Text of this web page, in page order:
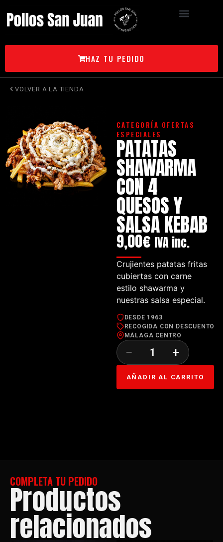
HAZ TU PEDIDO
VOLVER A LA TIENDA
CATEGORÍA OFERTAS
ESPECIALES
PATATAS
SHAWARMA
CON 4
QUESOS Y
SALSA KEBAB
9,00€ IVA inc.
Crujientes patatas fritas
cubiertas con carne
estilo shawarma y
nuestras salsa especial.
DESDE 1963
RECOGIDA CON DESCUENTO
MÁLAGA CENTRO
− +
AÑADIR AL CARRITO
COMPLETA TU PEDIDO
Productos
relacionados